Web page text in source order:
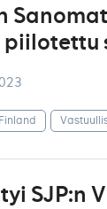
piilotettu
SJP:n